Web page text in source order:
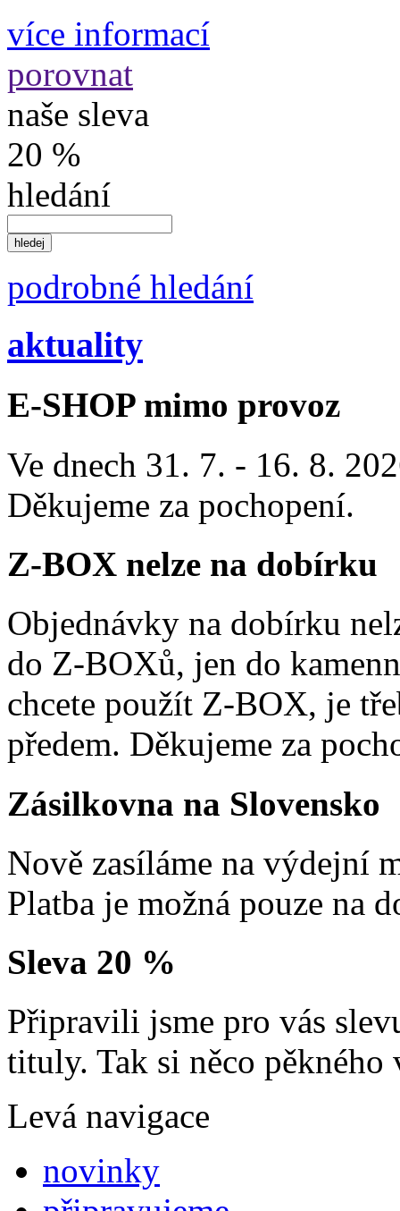
více informací
porovnat
naše sleva
20 %
hledání
podrobné hledání
aktuality
E-SHOP mimo provoz
Ve dnech 31. 7. - 16. 8.
Děkujeme za pochopení.
Z-BOX nelze na dobírku
Objednávky na dobírku
do Z-BOXů, jen do
chcete použít Z-BOX, je
předem. Děkujeme za
Zásilkovna na Slovensko
Nově zasíláme na výdejní
Platba je možná pouze na
Sleva 20 %
Připravili jsme pro vás
tituly. Tak si něco pěkného
Levá navigace
novinky